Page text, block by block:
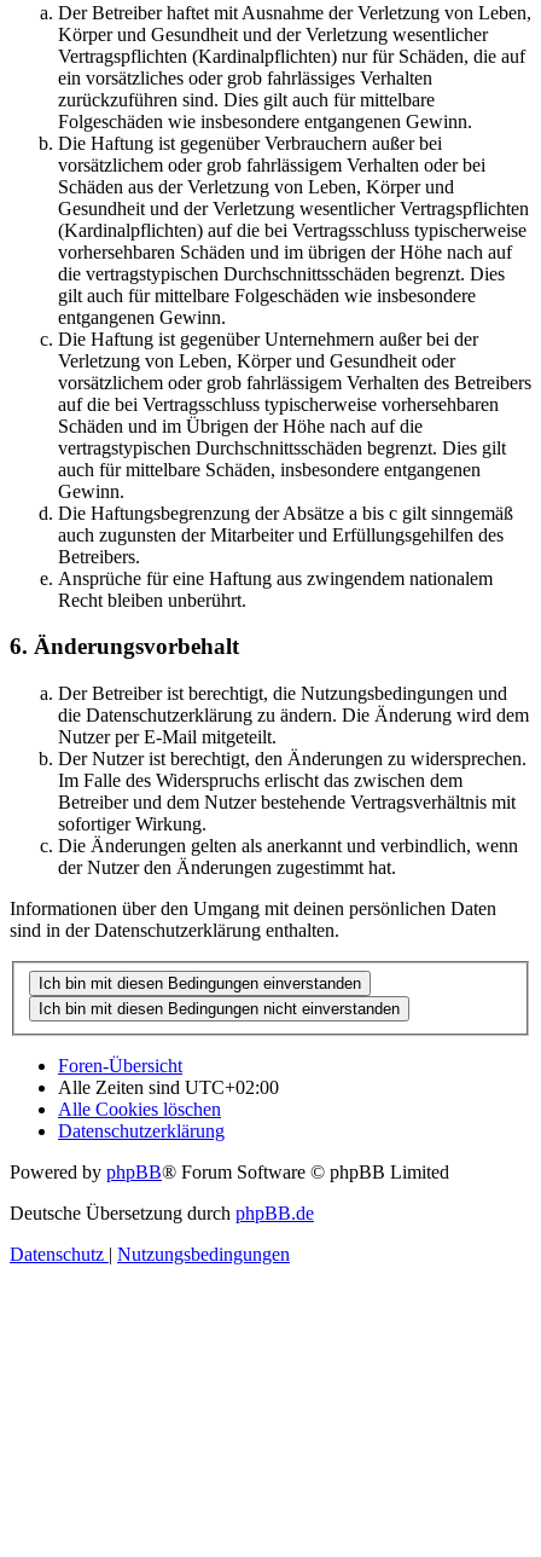
Der Betreiber haftet mit Ausnahme der Verletzung von Leben,
Körper und Gesundheit und der Verletzung wesentlicher
Vertragspflichten (Kardinalpflichten) nur für Schäden, die auf
ein vorsätzliches oder grob fahrlässiges Verhalten
zurückzuführen sind. Dies gilt auch für mittelbare
Folgeschäden wie insbesondere entgangenen Gewinn.
Die Haftung ist gegenüber Verbrauchern außer bei
vorsätzlichem oder grob fahrlässigem Verhalten oder bei
Schäden aus der Verletzung von Leben, Körper und
Gesundheit und der Verletzung wesentlicher Vertragspflichten
(Kardinalpflichten) auf die bei Vertragsschluss typischerweise
vorhersehbaren Schäden und im übrigen der Höhe nach auf
die vertragstypischen Durchschnittsschäden begrenzt. Dies
gilt auch für mittelbare Folgeschäden wie insbesondere
entgangenen Gewinn.
Die Haftung ist gegenüber Unternehmern außer bei der
Verletzung von Leben, Körper und Gesundheit oder
vorsätzlichem oder grob fahrlässigem Verhalten des Betreibers
auf die bei Vertragsschluss typischerweise vorhersehbaren
Schäden und im Übrigen der Höhe nach auf die
vertragstypischen Durchschnittsschäden begrenzt. Dies gilt
auch für mittelbare Schäden, insbesondere entgangenen
Gewinn.
Die Haftungsbegrenzung der Absätze a bis c gilt sinngemäß
auch zugunsten der Mitarbeiter und Erfüllungsgehilfen des
Betreibers.
Ansprüche für eine Haftung aus zwingendem nationalem
Recht bleiben unberührt.
6. Änderungsvorbehalt
Der Betreiber ist berechtigt, die Nutzungsbedingungen und
die Datenschutzerklärung zu ändern. Die Änderung wird dem
Nutzer per E-Mail mitgeteilt.
Der Nutzer ist berechtigt, den Änderungen zu widersprechen.
Im Falle des Widerspruchs erlischt das zwischen dem
Betreiber und dem Nutzer bestehende Vertragsverhältnis mit
sofortiger Wirkung.
Die Änderungen gelten als anerkannt und verbindlich, wenn
der Nutzer den Änderungen zugestimmt hat.
Informationen über den Umgang mit deinen persönlichen Daten
sind in der Datenschutzerklärung enthalten.
Foren-Übersicht
Alle Zeiten sind UTC+02:00
Alle Cookies löschen
Datenschutzerklärung
Powered by phpBB® Forum Software © phpBB Limited
Deutsche Übersetzung durch phpBB.de
Datenschutz | Nutzungsbedingungen